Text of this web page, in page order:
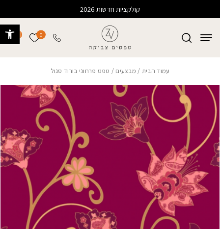
קולקציות חדשות 2026
0 הרשימה
עמוד הבית / מבצעים / טפט פרחוני בורוד סגול